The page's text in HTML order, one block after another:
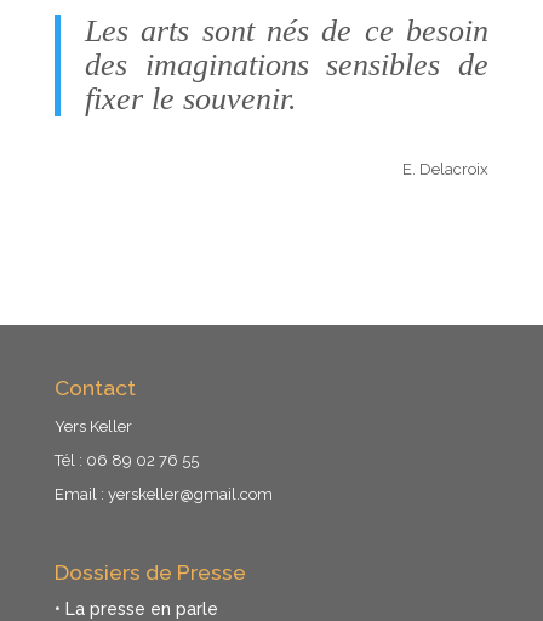
Les arts sont nés de ce besoin
des imaginations sensibles de
fixer le souvenir.
E. Delacroix
Contact
Yers Keller
Tél : 06 89 02 76 55
Email : yerskeller@gmail.com
Dossiers de Presse
• La presse en parle